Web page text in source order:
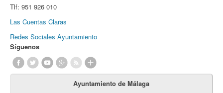
Tlf: 951 926 010
Las Cuentas Claras
Redes Sociales Ayuntamiento
Síguenos
Ayuntamiento de Málaga